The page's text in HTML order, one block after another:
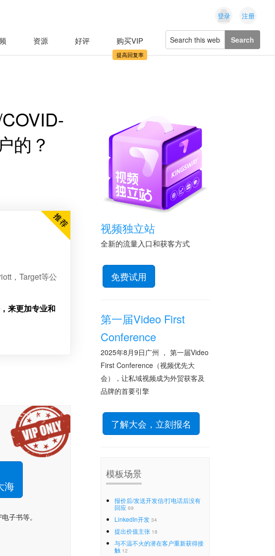
登录 注册
资源 好评 购买VIP
Search
this
website
的？
，Target等公
来更加专业和
海
子书等。
视频独立站
全新的流量入口和获客方式
免费试用
第一届Video First
Conference
2025年8月9日广州 ， 第一届Video
First Conference（视频优先大
会），让私域视频成为外贸获客及
品牌的首要引擎
了解大会，立刻报名
模板场景
报价后/发送开发信/打电话后没有
回应 69
LinkedIn开发 34
提出价值主张 18
与不温不火的潜在客户重新获得接
触 12